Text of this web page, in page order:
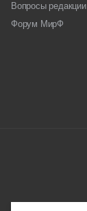
Вопросы редакции
Форум МирФ